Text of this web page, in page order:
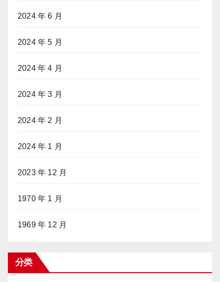
2024 年 6 月
2024 年 5 月
2024 年 4 月
2024 年 3 月
2024 年 2 月
2024 年 1 月
2023 年 12 月
1970 年 1 月
1969 年 12 月
分类